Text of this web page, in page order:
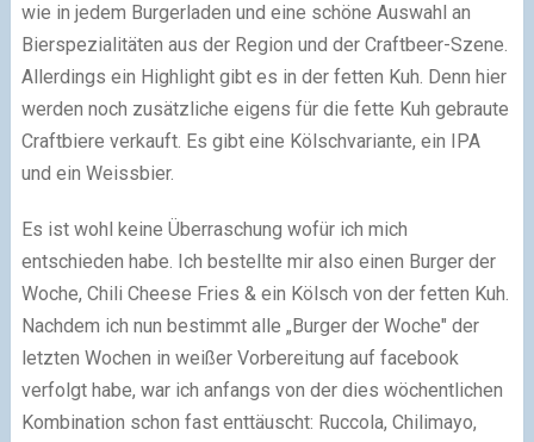
wie in jedem Burgerladen und eine schöne Auswahl an
Bierspezialitäten aus der Region und der Craftbeer-Szene.
Allerdings ein Highlight gibt es in der fetten Kuh. Denn hier
werden noch zusätzliche eigens für die fette Kuh gebraute
Craftbiere verkauft. Es gibt eine Kölschvariante, ein IPA
und ein Weissbier.
Es ist wohl keine Überraschung wofür ich mich
entschieden habe. Ich bestellte mir also einen Burger der
Woche, Chili Cheese Fries & ein Kölsch von der fetten Kuh.
Nachdem ich nun bestimmt alle „Burger der Woche" der
letzten Wochen in weißer Vorbereitung auf facebook
verfolgt habe, war ich anfangs von der dies wöchentlichen
Kombination schon fast enttäuscht: Ruccola, Chilimayo,